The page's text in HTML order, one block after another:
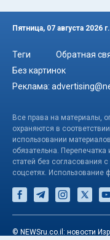
Пятница, 07 августа 2026 г.
Теги Обратная
Без картинок
Реклама:
Все права на материалы,
охраняются в
использовании
обязательна.
статей без согласования
соцсетях. Использование
© NEWSru.co.il: новости